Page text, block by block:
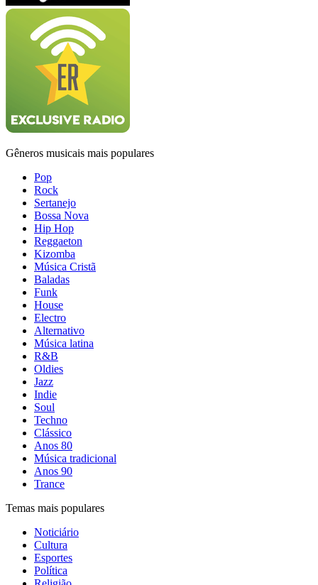
Gêneros musicais mais populares
Pop
Rock
Sertanejo
Bossa Nova
Hip Hop
Reggaeton
Kizomba
Música Cristã
Baladas
Funk
House
Electro
Alternativo
Música latina
R&B
Oldies
Jazz
Indie
Soul
Techno
Clássico
Anos 80
Música tradicional
Anos 90
Trance
Temas mais populares
Noticiário
Cultura
Esportes
Política